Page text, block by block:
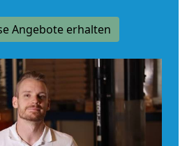
Angebote erhalten